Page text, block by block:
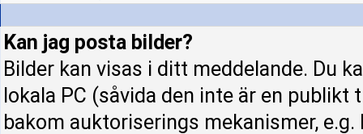
Kan jag posta bilder?
Bilder kan visas i ditt meddelande. Du
lokala PC (såvida den inte är en
bakom auktoriserings mekanismer,